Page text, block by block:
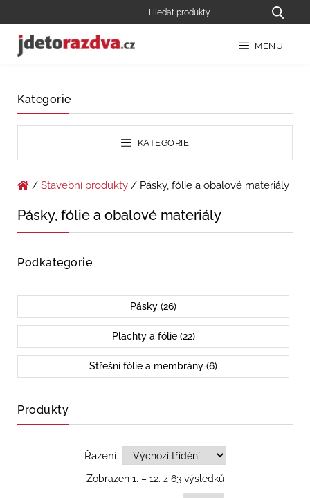
MENU
Kategorie
KATEGORIE
/ Stavební produkty / Pásky, fólie a obalové materiály
Pásky, fólie a obalové materiály
Podkategorie
Pásky (26)
Plachty a fólie (22)
Střešní fólie a membrány (6)
Produkty
Řazení
Zobrazen 1. – 12. z 63 výsledků